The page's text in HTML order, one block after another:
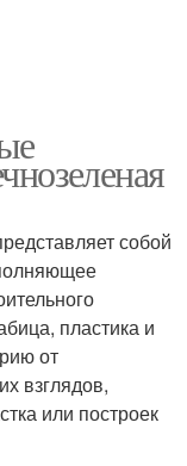
собой
пластика и
от
взглядов,
или построек